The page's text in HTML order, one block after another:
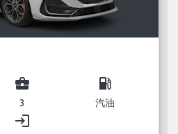
business_center
3
local_gas_station
汽油
login